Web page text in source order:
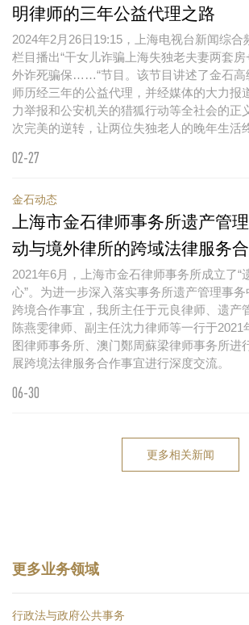
02-27
明律师的三年公益代理之路
2024年2月26日19:15，上海电视台新闻综合
栏目播出“干女儿诈骗上海失独老夫妻两套
外诈死骗保……“节目。该节目讲述了金石高
师历经三年的公益代理，并经媒体的大力报
力举报和公安机关的猎狐行动等全社会的正
次完美的逆转，让两位失独老人的晚年生活
06-30
金石动态
上海市金石律师事务所遗产管
动与境外律所的跨域法律服务
2021年6月，上海市金石律师事务所成立了“
心”。为进一步深入落实事务所遗产管理事
跨境合作事宜，我所主任于元良律师、遗产
陈燕雯律师、副主任沈力律师等一行于2021
图律师事务所、澳门鄭周蘇梁律师事务所进
展跨境法律服务合作事宜进行深度交流。
更多相关新闻
更多业务领域
行政法与政府公共事务